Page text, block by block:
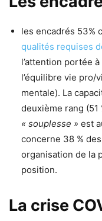
les encadrés 53%
qualités requises
l’attention portée
l’équilibre vie
mentale). La
deuxième rang (51
« souplesse » est
concerne 38 %
organisation de la
position.
La crise